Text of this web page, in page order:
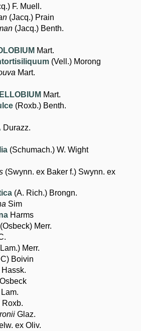
F. Muell.
(Jacq.) Prain
(Jacq.) Benth.
Mart.
(Vell.) Morong
Mart.
Mart.
(Roxb.) Benth.
Durazz.
(Schumach.) W. Wight
(Swynn. ex Baker f.) Swynn. ex
(A. Rich.) Brongn.
Sim
Harms
(Osbeck) Merr.
Merr.
Boivin
Hassk.
Osbeck
Lam.
Roxb.
Glaz.
ex Oliv.